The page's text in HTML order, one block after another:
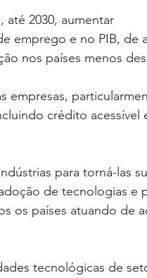
até 2030, aumentar
emprego e no PIB, de
nos países menos
empresas,
crédito acessível
para torná-las
de tecnologias e
os países atuando de
tecnológicas de